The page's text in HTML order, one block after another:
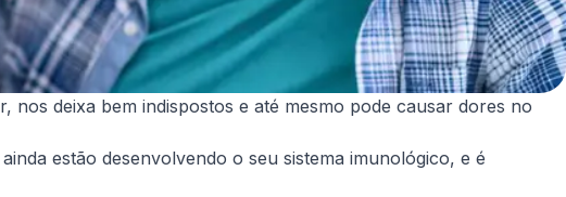
deixa bem indispostos e até mesmo pode causar dores no
estão desenvolvendo o seu sistema imunológico, e é